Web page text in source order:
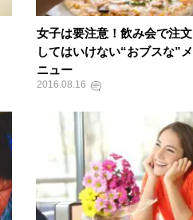
女子は要注意！飲み会で注文
してはいけない“おブスな”メ
ニュー
2016.08.16